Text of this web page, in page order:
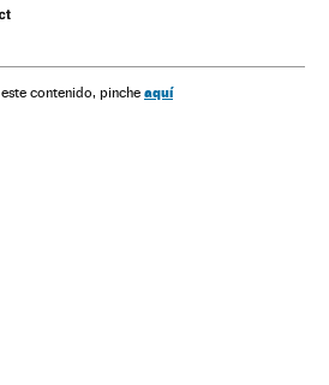
Aislamiento población
contenido, pinche aquí